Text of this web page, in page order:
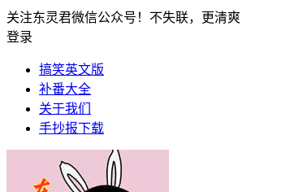
关注东灵君微信公众号！不失联，更清爽
登录
搞笑英文版
补番大全
关于我们
手抄报下载